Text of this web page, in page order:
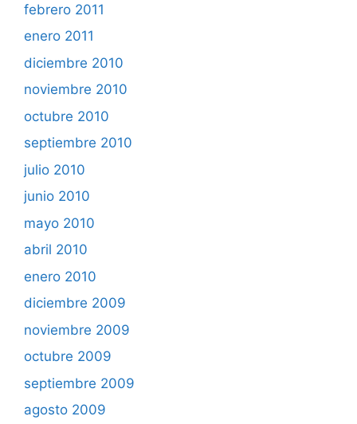
febrero 2011
enero 2011
diciembre 2010
noviembre 2010
octubre 2010
septiembre 2010
julio 2010
junio 2010
mayo 2010
abril 2010
enero 2010
diciembre 2009
noviembre 2009
octubre 2009
septiembre 2009
agosto 2009